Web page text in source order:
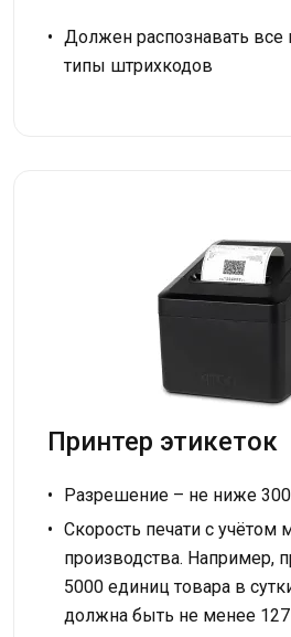
Должен распознавать
типы штрихкодов
Принтер этикеток
Разрешение – не ниже
Скорость печати с учётом
производства. Например,
5000 единиц товара в
должна быть не менее